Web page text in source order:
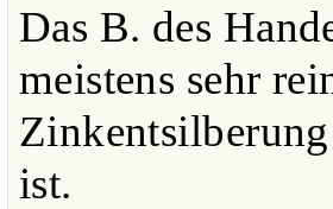
Das B. des
meistens sehr
ist.